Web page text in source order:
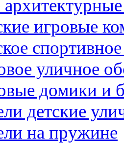
игровые
уличное
домики и
детские
на пружине